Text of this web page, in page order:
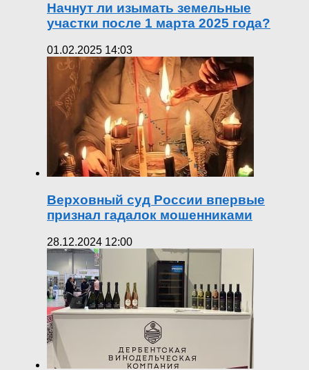
Начнут ли изымать земельные
участки после 1 марта 2025 года?
01.02.2025 14:03
Верховный суд России впервые
признал гадалок мошенниками
28.12.2024 12:00